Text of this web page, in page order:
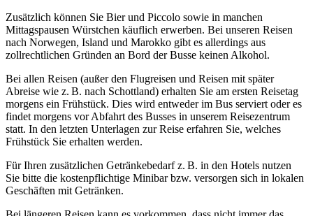
Zusätzlich können Sie Bier und Piccolo sowie in manchen
Mittagspausen Würstchen käuflich erwerben. Bei unseren Reisen
nach Norwegen, Island und Marokko gibt es allerdings aus
zollrechtlichen Gründen an Bord der Busse keinen Alkohol.
Bei allen Reisen (außer den Flugreisen und Reisen mit später
Abreise wie z. B. nach Schottland) erhalten Sie am ersten Reisetag
morgens ein Frühstück. Dies wird entweder im Bus serviert oder es
findet morgens vor Abfahrt des Busses in unserem Reisezentrum
statt. In den letzten Unterlagen zur Reise erfahren Sie, welches
Frühstück Sie erhalten werden.
Für Ihren zusätzlichen Getränkebedarf z. B. in den Hotels nutzen
Sie bitte die kostenpflichtige Minibar bzw. versorgen sich in lokalen
Geschäften mit Getränken.